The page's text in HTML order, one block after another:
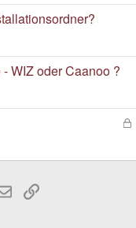
WIZ oder Caanoo ?
L
k
EmailLink